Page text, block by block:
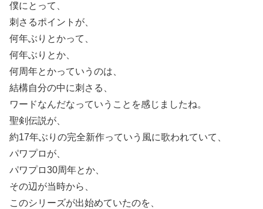
僕にとって、
刺さるポイントが、
何年ぶりとかって、
何年ぶりとか、
何周年とかっていうのは、
結構自分の中に刺さる、
ワードなんだなっていうことを感じましたね。
聖剣伝説が、
約17年ぶりの完全新作っていう風に歌われていて、
パワプロが、
パワプロ30周年とか、
その辺が当時から、
このシリーズが出始めていたのを、